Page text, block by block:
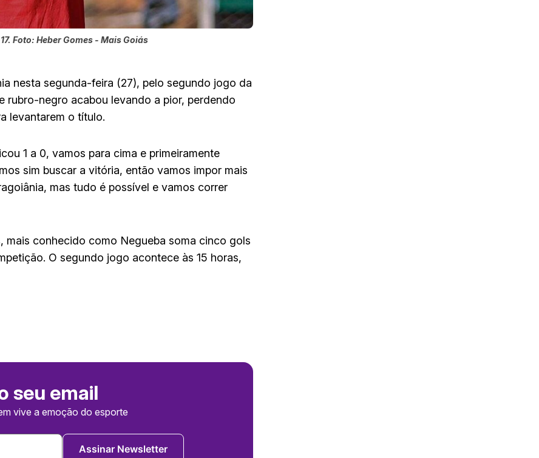
Foto: Heber Gomes - Mais Goiás
nesta segunda-feira (27), pelo segundo jogo da
rubro-negro acabou levando a pior, perdendo
levantarem o título.
1 a 0, vamos para cima e primeiramente
sim buscar a vitória, então vamos impor mais
mas tudo é possível e vamos correr
conhecido como Negueba soma cinco gols
O segundo jogo acontece às 15 horas,
seu email
vive a emoção do esporte
Assinar Newsletter